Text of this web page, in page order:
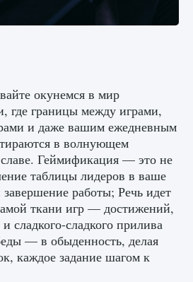
Palworld «Идет
начать
2 511 0
лиги Clash of Clans
окунемся в мир
где границы между играми,
и даже вашим ежедневным
в волнующем
Геймификация — это не
таблицы лидеров в ваше
работы; Речь идет
ткани игр — достижений,
сладкого-сладкого прилива
— в обыденность, делая
каждое задание шагом к